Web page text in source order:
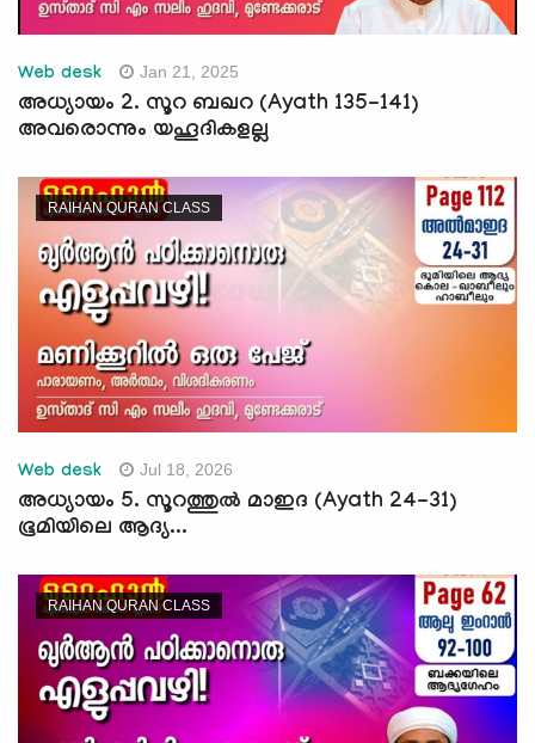
Web desk Jan 21, 2025
അധ്യായം 2. സൂറ ബഖറ (Ayath 135-141)
അവരൊന്നും യഹൂദികളല്ല
RAIHAN QURAN CLASS
Web desk Jul 18, 2026
അധ്യായം 5. സൂറത്തുല്‍ മാഇദ (Ayath 24-31)
ഭൂമിയിലെ ആദ്യ...
RAIHAN QURAN CLASS